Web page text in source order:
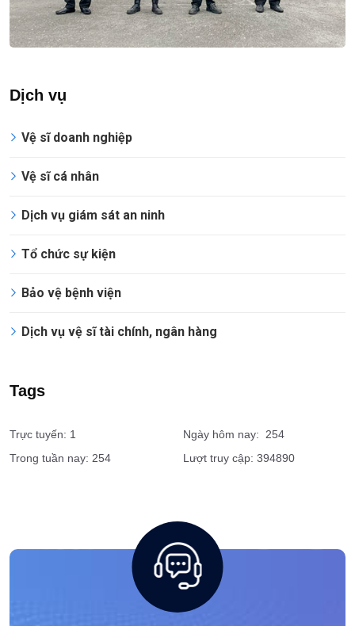
Dịch vụ
Vệ sĩ doanh nghiệp
Vệ sĩ cá nhân
Dịch vụ giám sát an ninh
Tổ chức sự kiện
Bảo vệ bệnh viện
Dịch vụ vệ sĩ tài chính, ngân hàng
Tags
Trực tuyến: 1
Ngày hôm nay: 254
Trong tuần nay: 254
Lượt truy cập: 394890